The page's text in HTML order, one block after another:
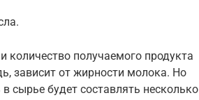
количество получаемого продукта
зависит от жирности молока. Но
сырье будет составлять несколько